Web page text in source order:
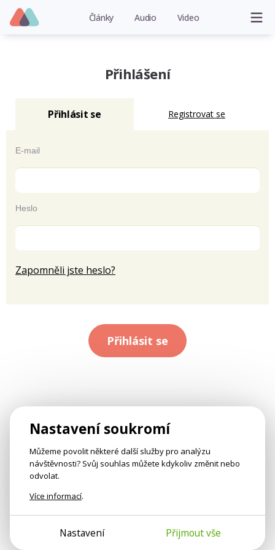
Články Audio Video
Přihlášení
Přihlásit se Registrovat se
E-mail
Heslo
Zapomněli jste heslo?
Přihlásit se
Nastavení soukromí
Můžeme povolit některé další služby pro analýzu
návštěvnosti? Svůj souhlas můžete kdykoliv změnit nebo
odvolat.
Více informací.
Nastavení Přijmout vše